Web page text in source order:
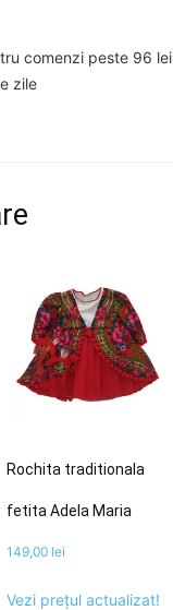
comenzi peste 96 lei
zile
Rochita traditionala
fetita Adela Maria
149,00 lei
Vezi prețul actualizat!